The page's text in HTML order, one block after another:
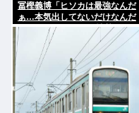
冨樫義博「ヒソカは最強なんだ
ぁ…本気出してないだけなんだ
ぁ…」 こいつのこの情熱なんな
の？